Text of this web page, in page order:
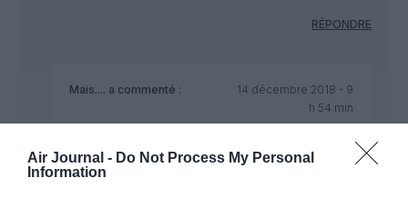
Air Journal - Do Not Process My Personal
Information
RÉPONDRE
Mais.... a commenté :
14 décembre 2018 - 9
h 54 min
raconter n’importe quoi